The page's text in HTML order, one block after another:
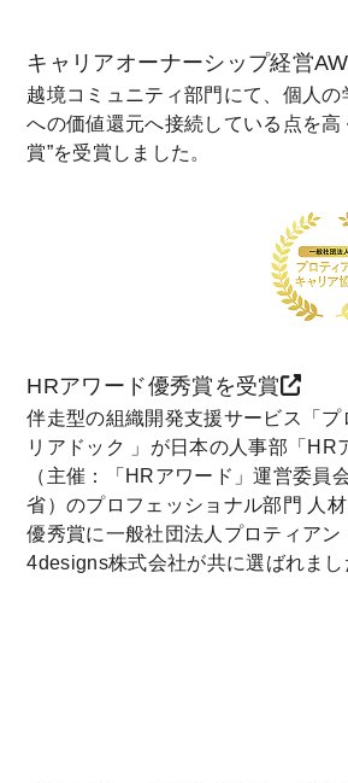
キャリアオーナーシップ経営
越境コミュニティ部門にて、個人の
への価値還元へ接続している点を高
賞”を受賞しました。
HRアワード優秀賞を受賞
伴走型の組織開発支援サービス「プ
リアドック 」が日本の人事部「HR
（主催：「HRアワード」運営委員
省）のプロフェッショナル部門 人
優秀賞に一般社団法人プロティアン
4designs株式会社が共に選ばれまし